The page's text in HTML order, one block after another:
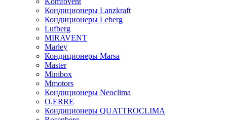
Кондиционеры Lanzkraft
Кондиционеры Leberg
Lufberg
MIRAVENT
Marley
Кондиционеры Marsa
Master
Minibox
Mmotors
Кондиционеры Neoclima
O.ERRE
Кондиционеры QUATTROCLIMA